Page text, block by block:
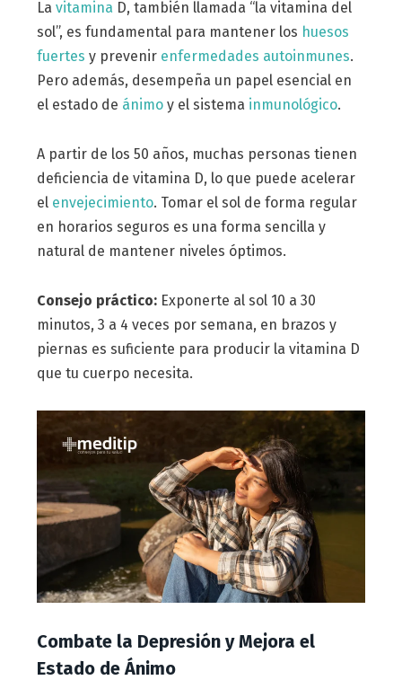
La vitamina D, también llamada “la vitamina del
sol”, es fundamental para mantener los huesos
fuertes y prevenir enfermedades autoinmunes.
Pero además, desempeña un papel esencial en
el estado de ánimoy el sistema inmunológico.
A partir de los 50 años, muchas personas tienen
deficiencia de vitamina D, lo que puede acelerar
el envejecimiento. Tomar el sol de forma regular
en horarios seguros es una forma sencilla y
natural de mantener niveles óptimos.
Consejo práctico:Exponerte al sol 10 a 30
minutos, 3 a 4 veces por semana, en brazos y
piernas es suficiente para producir la vitamina D
que tu cuerpo necesita.
Combate la Depresión y Mejora el
Estado de Ánimo